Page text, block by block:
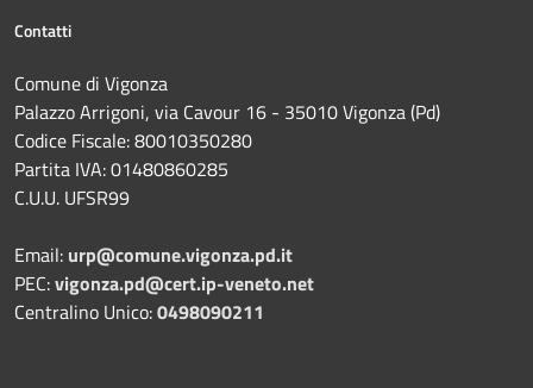
Contatti
Comune di Vigonza
Palazzo Arrigoni, via Cavour 16 - 35010 Vigonza (Pd)
Codice Fiscale: 80010350280
Partita IVA: 01480860285
C.U.U. UFSR99
Email: urp@comune.vigonza.pd.it
PEC:vigonza.pd@cert.ip-veneto.net
Centralino Unico:0498090211